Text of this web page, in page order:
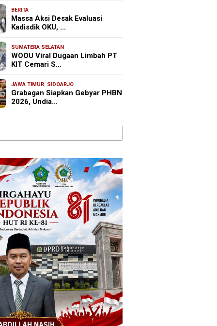
BERITA
Massa Aksi Desak Evaluasi
Kadisdik OKU, …
SUMATERA SELATAN
WOOU Viral Dugaan Limbah PT
KIT Cemari S…
JAWA TIMUR, SIDOARJO
Grabagan Siapkan Gebyar PHBN
2026, Undia…